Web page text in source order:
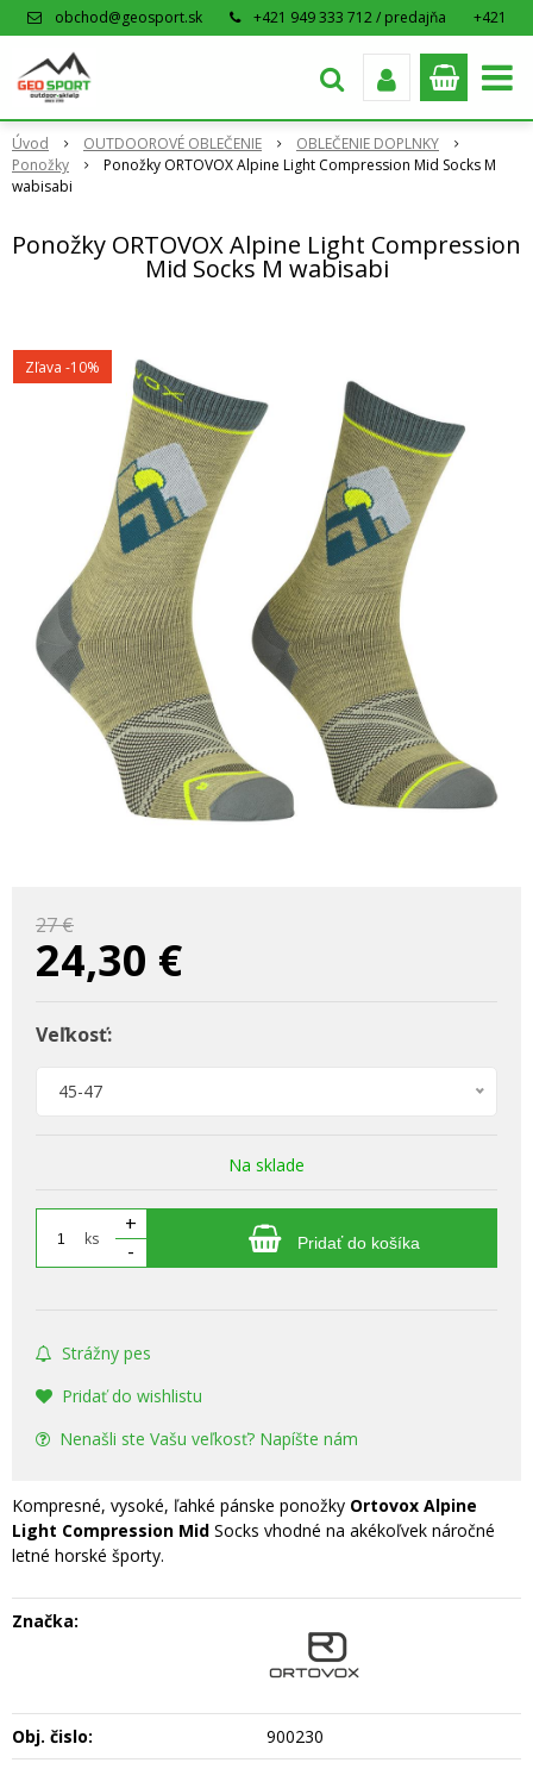
obchod@geosport.sk +421 949 333 712 / predajňa
+421
Úvod OUTDOOROVÉ OBLEČENIE
OBLEČENIE DOPLNKY
Ponožky
Ponožky ORTOVOX Alpine Light Compression Mid Socks M
wabisabi
Ponožky ORTOVOX Alpine Light Compression
Mid Socks M wabisabi
Zľava -10%
27 €
24,30 €
Veľkosť:
45-47
Na sklade
ks
+
-
Pridať do košíka
Strážny pes
Pridať do wishlistu
Nenašli ste Vašu veľkosť? Napíšte nám
Kompresné, vysoké, ľahké pánske ponožky Ortovox Alpine
Light Compression Mid Socks vhodné na akékoľvek náročné
letné horské športy.
Značka:
Obj. čislo:
900230